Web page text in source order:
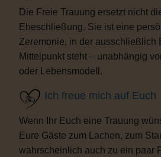
Die Freie Trauung ersetzt nicht
Eheschließung. Sie ist eine
Zeremonie, in der ausschließlich
Mittelpunkt steht – unabhängig
oder Lebensmodell.
Ich freue mich auf Euch
Wenn Ihr Euch eine Trauung
Eure Gäste zum Lachen, zum
wahrscheinlich auch zu ein paar